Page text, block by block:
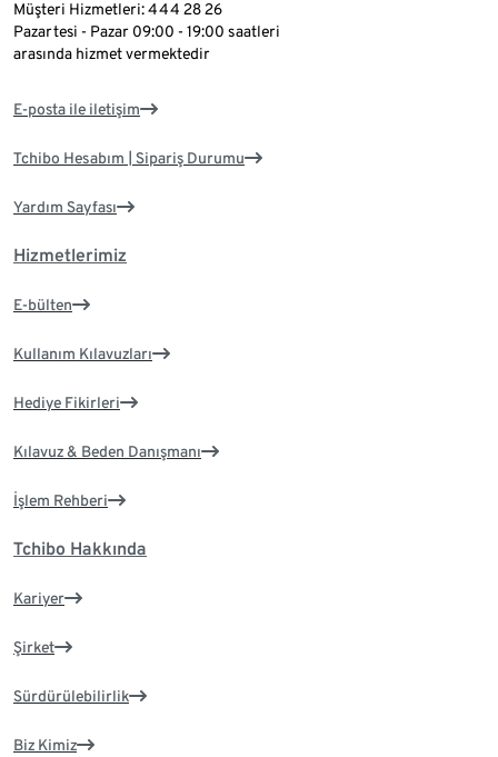
Müşteri Hizmetleri: 444 28 26
Pazartesi - Pazar 09:00 - 19:00 saatleri
arasında hizmet vermektedir
E-posta ile iletişim
Tchibo Hesabım | Sipariş Durumu
Yardım Sayfası
Hizmetlerimiz
E-bülten
Kullanım Kılavuzları
Hediye Fikirleri
Kılavuz & Beden Danışmanı
İşlem Rehberi
Tchibo Hakkında
Kariyer
Şirket
Sürdürülebilirlik
Biz Kimiz